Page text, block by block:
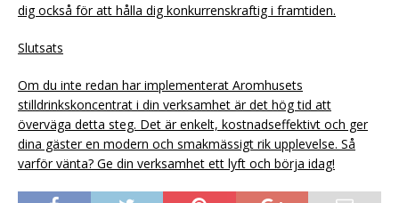
dig också för att hålla dig konkurrenskraftig i framtiden.
Slutsats
Om du inte redan har implementerat Aromhusets
stilldrinkskoncentrat i din verksamhet är det hög tid att
överväga detta steg. Det är enkelt, kostnadseffektivt och ger
dina gäster en modern och smakmässigt rik upplevelse. Så
varför vänta? Ge din verksamhet ett lyft och börja idag!